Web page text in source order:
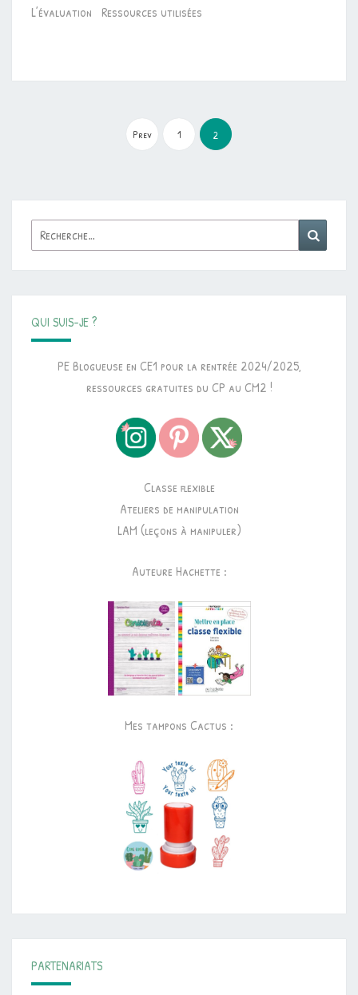
L’évaluation Ressources utilisées
Pagination
des
publications
Prev 1 2
Rechercher :
QUI SUIS-JE ?
PE Blogueuse en CE1 pour la rentrée 2024/2025,
ressources gratuites du CP au CM2 !
Classe flexible
Ateliers de manipulation
LAM (leçons à manipuler)
Auteure Hachette :
Mes tampons Cactus :
PARTENARIATS